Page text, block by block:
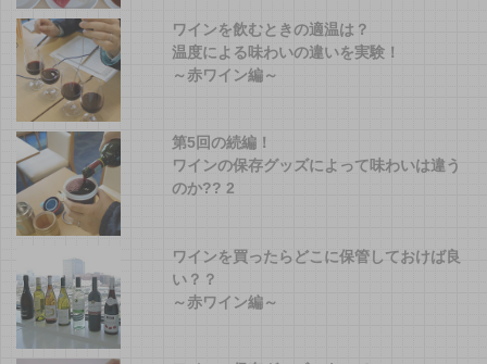
ワインを飲むときの適温は？
温度による味わいの違いを実験！
～赤ワイン編～
第5回の続編！
ワインの保存グッズによって味わいは違う
のか?? 2
ワインを買ったらどこに保管しておけば良
い？？
～赤ワイン編～